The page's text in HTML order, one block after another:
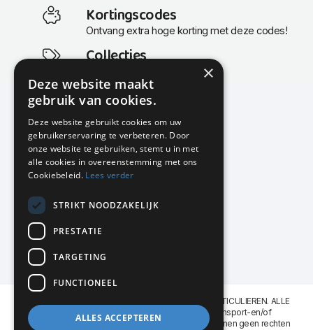
Kortingscodes
Ontvang extra hoge korting met deze codes!
Collecties
Actuele en populaire collecties
KMP Kantoormeubilair
Airport Business Park
Frankfurtstraat 29-31
1175 RH Lijnden
020-617 01 26
info@kmpkantoormeubilair.nl
Facebook
Instagram
KMP Kantoormeubilair levert aan BEDRIJVEN en PARTICULIEREN. ALLE
GENOEMDE PRIJZEN ZIJN EXCL. 21% B.T.W. Transport-en/of
Montagekosten op aanvraag. Aan deze website kunnen geen rechten
×
Deze website maakt
gebruik van cookies.
Deze website gebruikt cookies om uw
gebruikerservaring te verbeteren. Door
onze website te gebruiken, stemt u in met
alle cookies in overeenstemming met ons
Cookiebeleid. Lees verder
STRIKT NOODZAKELIJK
PRESTATIE
TARGETING
FUNCTIONEEL
ALLES ACCEPTEREN